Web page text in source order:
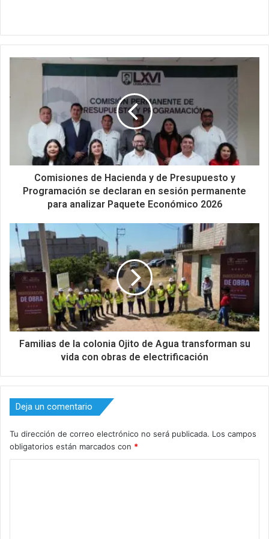
Comisiones de Hacienda y de Presupuesto y
Programación se declaran en sesión permanente
para analizar Paquete Económico 2026
Familias de la colonia Ojito de Agua transforman su
vida con obras de electrificación
Deja un comentario
Tu dirección de correo electrónico no será publicada. Los campos
obligatorios están marcados con *